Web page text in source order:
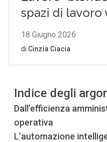
Indice degli
Dall’efficienza
operativa
L’automazione